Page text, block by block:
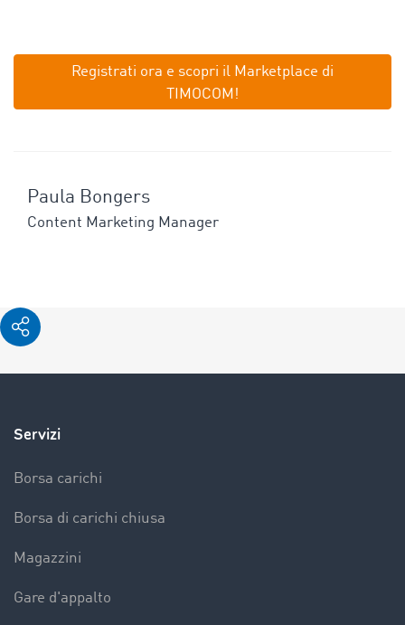
Registrati ora e scopri il Marketplace di
TIMOCOM!
Paula Bongers
Content Marketing Manager
Servizi
Borsa carichi
Borsa di carichi chiusa
Magazzini
Gare d'appalto